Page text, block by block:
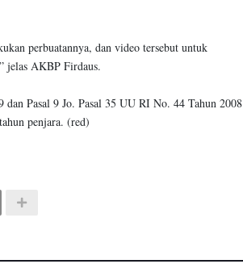
perbuatannya, dan video tersebut untuk
jelas AKBP Firdaus.
dan Pasal 9 Jo. Pasal 35 UU RI No. 44 Tahun 2008
penjara. (red)